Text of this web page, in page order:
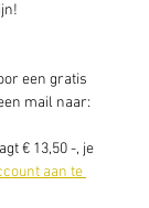
een gratis
mail naar:
€ 13,50 -, je
aan te